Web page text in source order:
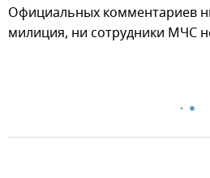
Официальных комментариев
милиция, ни сотрудники МЧС